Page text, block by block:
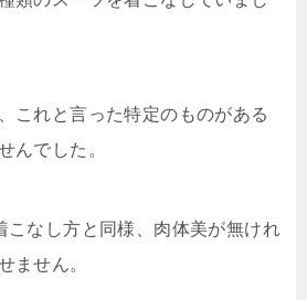
これと言った特定のものがある
んでした。
こなし方と同様、肉体美が無けれ
ません。